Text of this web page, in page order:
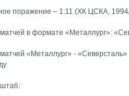
поражение – 1:11 (ХК ЦСКА,
матчей в формате «Металлург»:
матчей «Металлург» -